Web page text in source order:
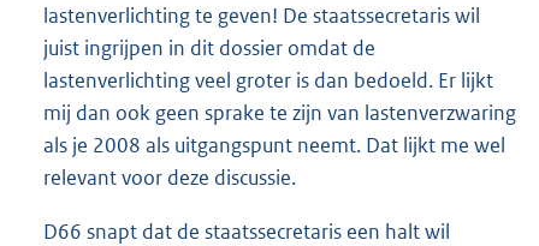
lastenverlichting te geven! De staatssecretaris wil
juist ingrijpen in dit dossier omdat de
lastenverlichting veel groter is dan bedoeld. Er lijkt
mij dan ook geen sprake te zijn van lastenverzwaring
als je 2008 als uitgangspunt neemt. Dat lijkt me wel
relevant voor deze discussie.
D66 snapt dat de staatssecretaris een halt wil